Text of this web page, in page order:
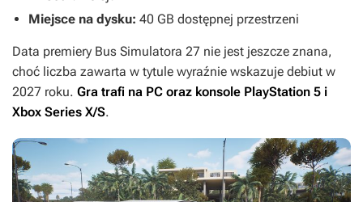
Miejsce na dysku: 40 GB dostępnej przestrzeni
Data premiery Bus Simulatora 27 nie jest jeszcze znana,
choć liczba zawarta w tytule wyraźnie wskazuje debiut w
2027 roku. Gra trafi na PC oraz konsole PlayStation 5 i
Xbox Series X/S.